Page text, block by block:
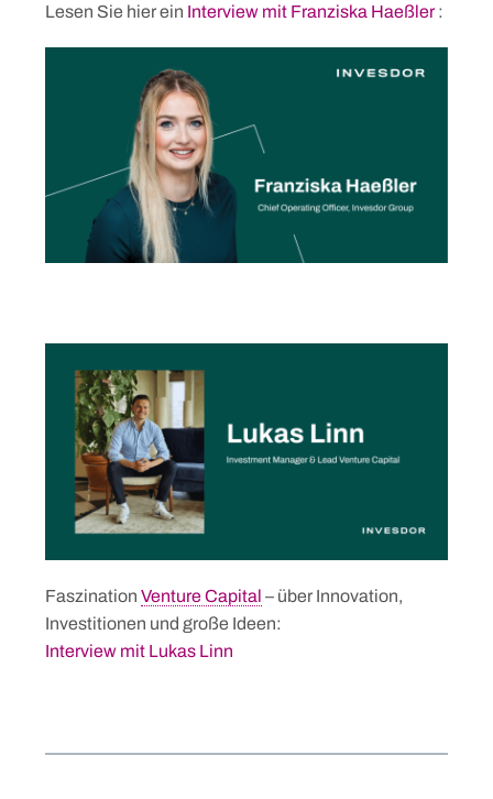
Lesen Sie hier ein Interview mit Franziska Haeßler:
Faszination Venture Capital – über Innovation,
Investitionen und große Ideen:
Interview mit Lukas Linn